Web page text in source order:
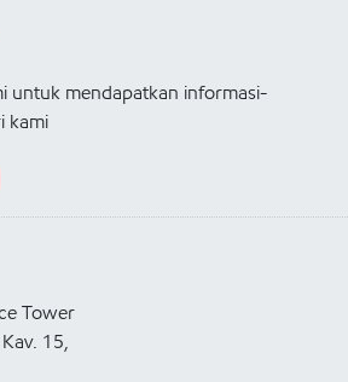
untuk mendapatkan informasi-
kami
Tower
15,